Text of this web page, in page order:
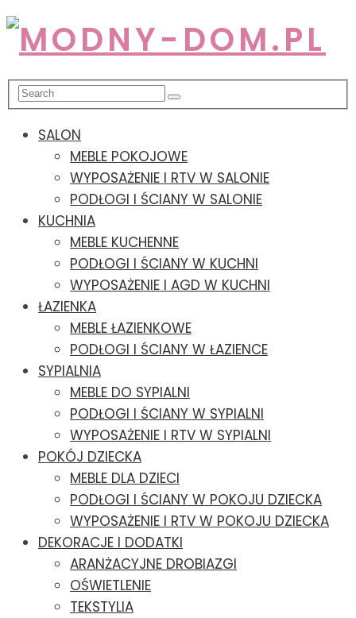
SALON
MEBLE POKOJOWE
WYPOSAŻENIE I RTV W SALONIE
PODŁOGI I ŚCIANY W SALONIE
KUCHNIA
MEBLE KUCHENNE
PODŁOGI I ŚCIANY W KUCHNI
WYPOSAŻENIE I AGD W KUCHNI
ŁAZIENKA
MEBLE ŁAZIENKOWE
PODŁOGI I ŚCIANY W ŁAZIENCE
SYPIALNIA
MEBLE DO SYPIALNI
PODŁOGI I ŚCIANY W SYPIALNI
WYPOSAŻENIE I RTV W SYPIALNI
POKÓJ DZIECKA
MEBLE DLA DZIECI
PODŁOGI I ŚCIANY W POKOJU DZIECKA
WYPOSAŻENIE I RTV W POKOJU DZIECKA
DEKORACJE I DODATKI
ARANŻACYJNE DROBIAZGI
OŚWIETLENIE
TEKSTYLIA